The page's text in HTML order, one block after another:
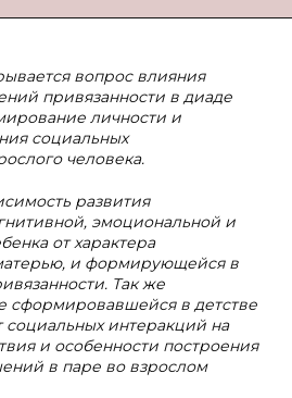
вопрос влияния
привязанности в диаде
личности и
социальных
человека.
развития
эмоциональной и
от характера
и формирующейся в
Так же
сформировавшейся в детстве
интеракций на
и особенности построения
в паре во взрослом